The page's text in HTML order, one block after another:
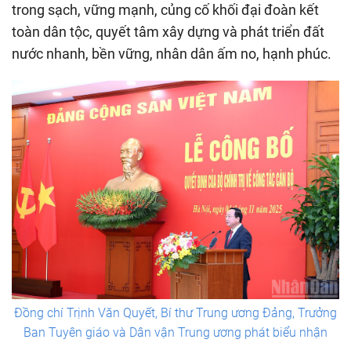
trong sạch, vững mạnh, củng cố khối đại đoàn kết
toàn dân tộc, quyết tâm xây dựng và phát triển đất
nước nhanh, bền vững, nhân dân ấm no, hạnh phúc.
Đồng chí Trịnh Văn Quyết, Bí thư Trung ương Đảng, Trưởng
Ban Tuyên giáo và Dân vận Trung ương phát biểu nhận